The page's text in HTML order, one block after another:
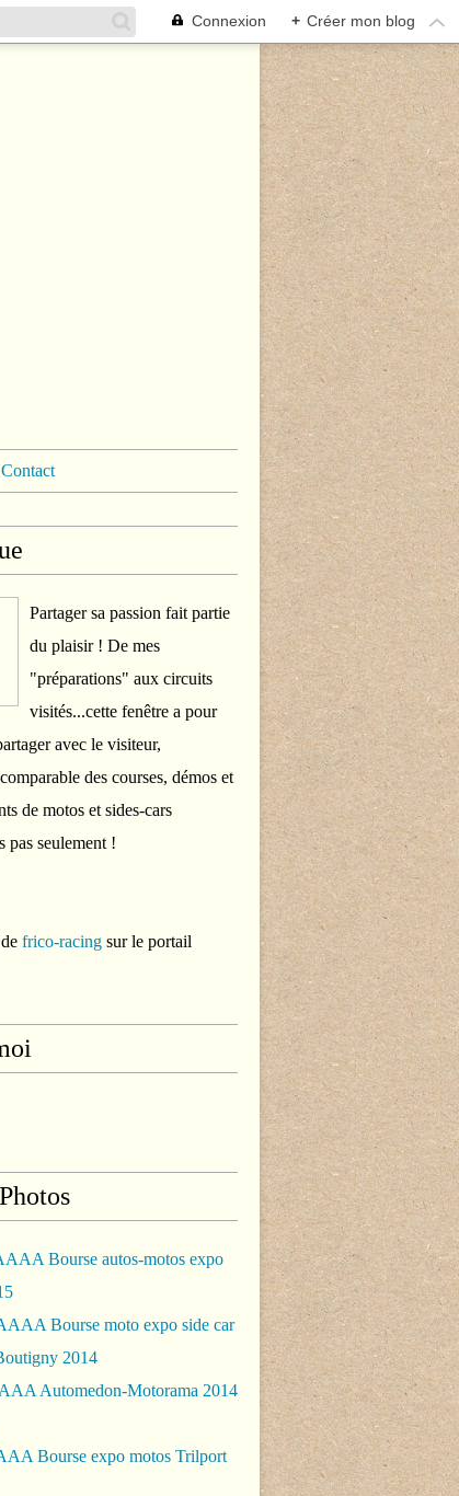
Connexion + Créer mon blog
Contact
Partager sa passion fait partie
du plaisir ! De mes
"préparations" aux circuits
visités...cette fenêtre a pour
avec le visiteur,
des courses, démos et
de motos et sides-cars
pas seulement !
frico-racing sur le portail
Bourse autos-motos expo
Bourse moto expo side car
2014
Automedon-Motorama 2014
Bourse expo motos Trilport